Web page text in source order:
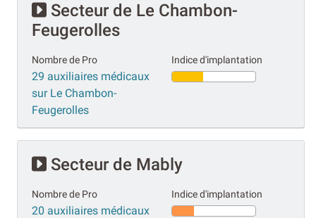
Secteur de Le Chambon-
Feugerolles
Nombre de Pro
29 auxiliaires médicaux
sur Le Chambon-
Feugerolles
Indice d'implantation
Secteur de Mably
Nombre de Pro
20 auxiliaires médicaux
Indice d'implantation